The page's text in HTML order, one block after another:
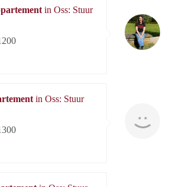
in Oss: Stuur
in Oss: Stuur